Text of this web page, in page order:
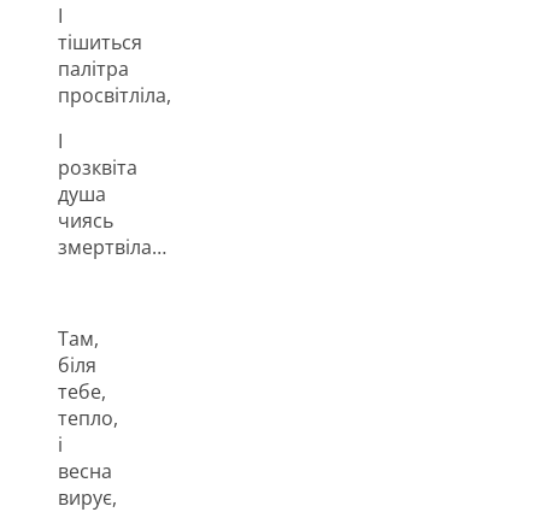
І
тішиться
палітра
просвітліла,
І
розквіта
душа
чиясь
змертвіла…
Там,
біля
тебе,
тепло,
і
весна
вирує,